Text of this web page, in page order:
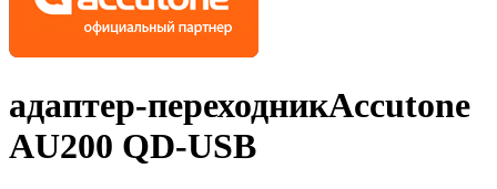
адаптер-переходникAccutone
AU200 QD-USB